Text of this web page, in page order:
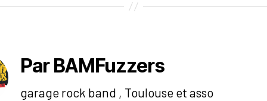
Par BAMFuzzers
garage rock band , Toulouse et asso